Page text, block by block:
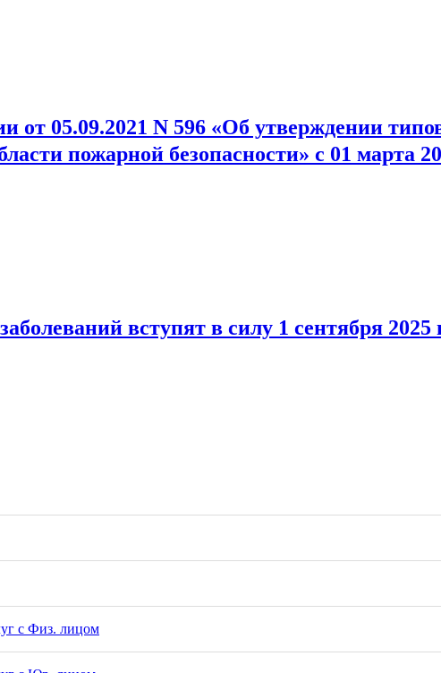
05.09.2021 N 596 «Об утверждении
пожарной безопасности» с 01 марта
вступят в силу 1 сентября 2025
с Физ. лицом